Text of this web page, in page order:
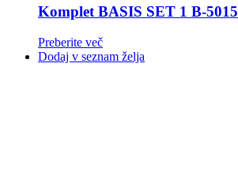
Komplet BASIS SET 1 B-5015
Preberite več
Dodaj v seznam želja